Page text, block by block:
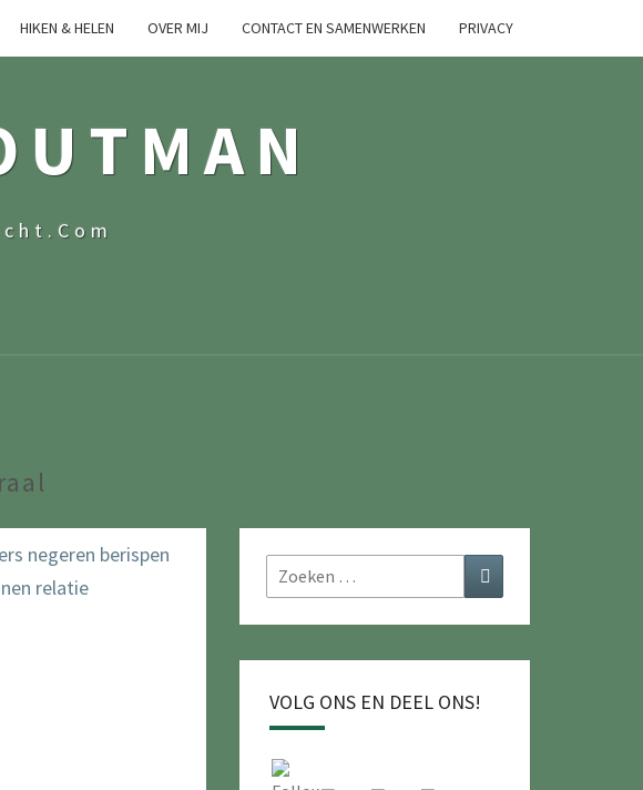
HIKEN & HELEN OVER MIJ CONTACT EN SAMENWERKEN PRIVACY
Zoeken
naar:
VOLG ONS EN DEEL ONS!